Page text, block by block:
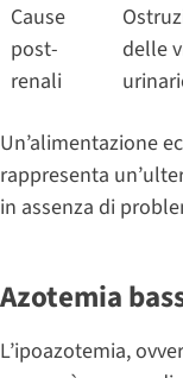
Cause
post-
renali
delle
Un’alimentazione
rappresenta
in assenza di
Azotemia
L’ipoazotemia,